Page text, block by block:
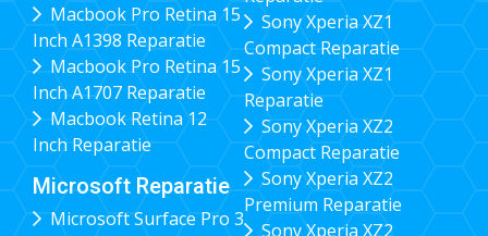
Macbook Pro Retina 15
Inch A1398 Reparatie
Macbook Pro Retina 15
Inch A1707 Reparatie
Macbook Retina 12
Inch Reparatie
Microsoft Reparatie
Microsoft Surface Pro 3
Sony Xperia XZ1
Compact Reparatie
Sony Xperia XZ1
Reparatie
Sony Xperia XZ2
Compact Reparatie
Sony Xperia XZ2
Premium Reparatie
Sony Xperia XZ2